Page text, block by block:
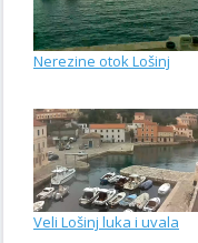
Nerezine otok Lošinj
Veli Lošinj luka i uvala